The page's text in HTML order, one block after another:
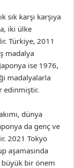
sık karşı karşıya
iki ülke
Türkiye, 2011
madalya
ise 1976,
madalyalarla
edinmiştir.
dünya
da genç ve
2021 Tokyo
aşamasında
büyük bir önem